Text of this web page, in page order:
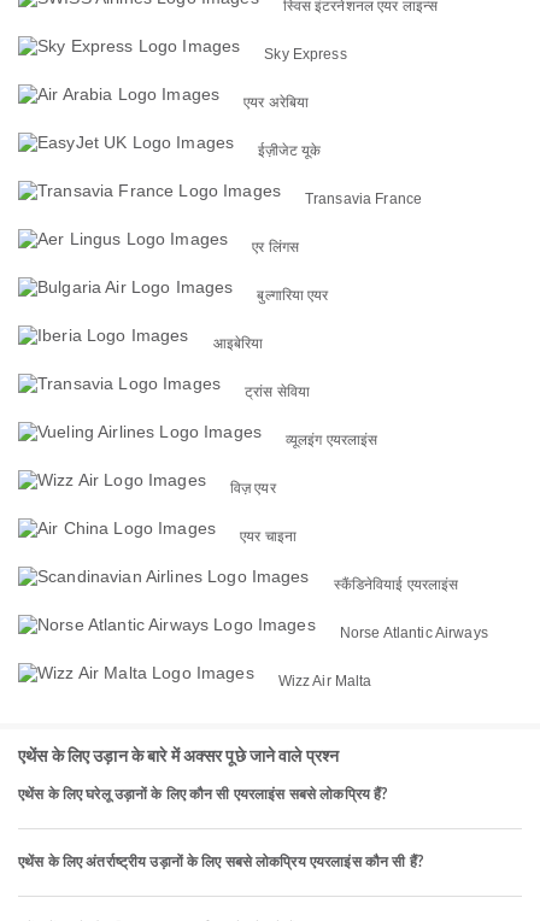
स्विस इंटरनेशनल एयर लाइन्स
Sky Express
एयर अरेबिया
ईज़ीजेट यूके
Transavia France
एर लिंगस
बुल्गारिया एयर
आइबेरिया
ट्रांस सेविया
व्यूलइंग एयरलाइंस
विज़ एयर
एयर चाइना
स्कैंडिनेवियाई एयरलाइंस
Norse Atlantic Airways
Wizz Air Malta
एथेंस के लिए उड़ान के बारे में अक्सर पूछे जाने वाले प्रश्न
एथेंस के लिए घरेलू उड़ानों के लिए कौन सी एयरलाइंस सबसे लोकप्रिय हैं?
एथेंस के लिए अंतर्राष्ट्रीय उड़ानों के लिए सबसे लोकप्रिय एयरलाइंस कौन सी हैं?